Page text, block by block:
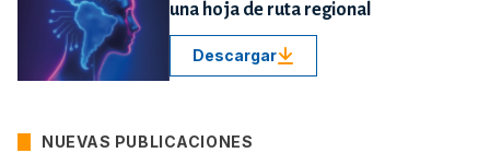
una hoja de ruta regional
Descargar
NUEVAS PUBLICACIONES